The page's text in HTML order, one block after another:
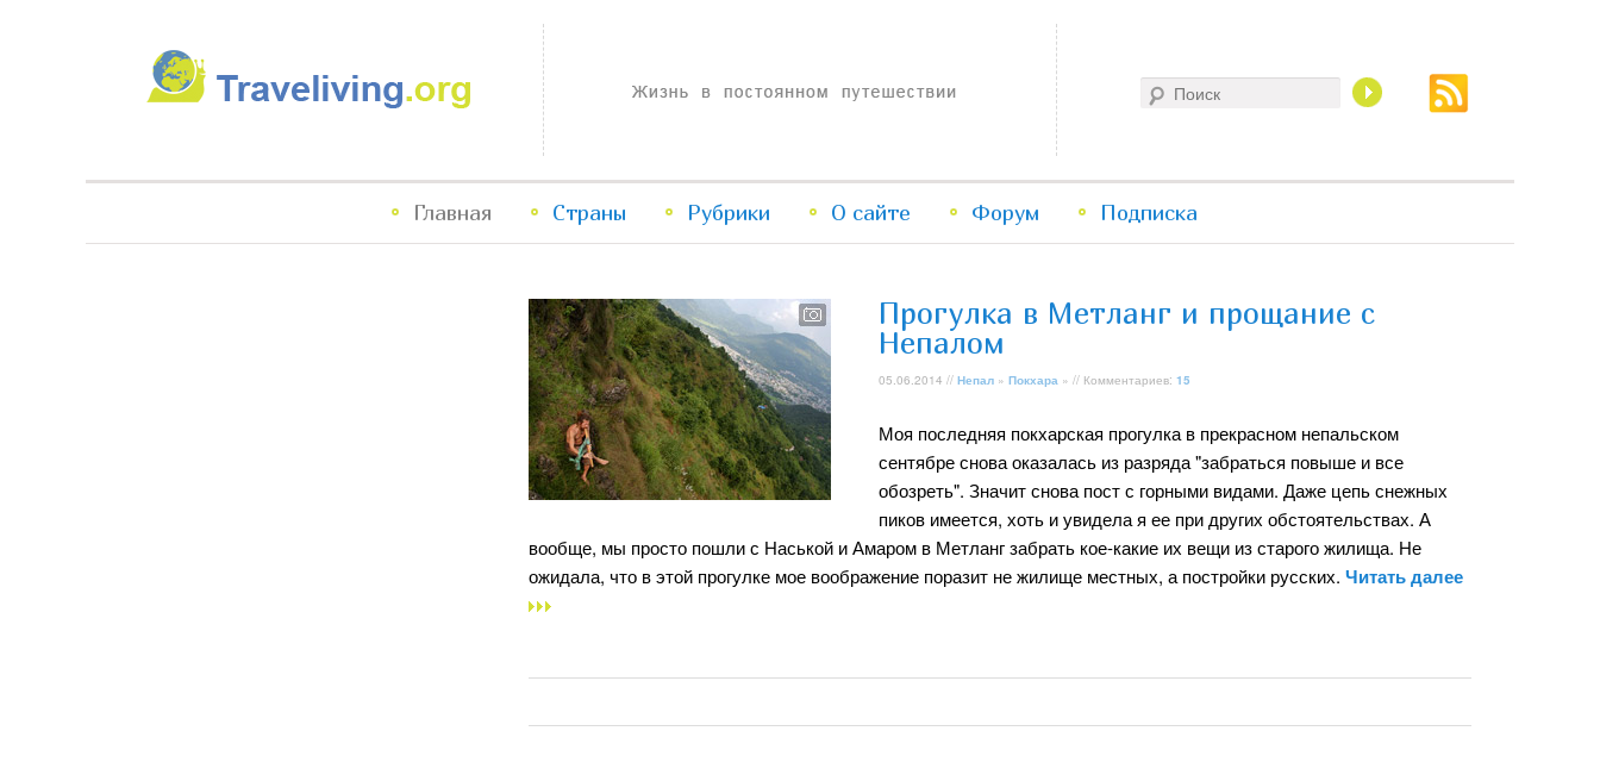
Traveliving
Жизнь в постоянном путешествии
Перейти
основному
содержимому
Перейти
дополнительному
содержимому
Главная Страны Рубрики О сайте Форум Подписка
Прогулка в Метланг и прощание с
Непалом
05.06.2014 // Непал » Покхара » // Комментариев: 15
Моя последняя покхарская прогулка в прекрасном непальском
сентябре снова оказалась из разряда "забраться повыше и все
обозреть". Значит снова пост с горными видами. Даже цепь снежных
пиков имеется, хоть и увидела я ее при других обстоятельствах. А
вообще, мы просто пошли с Наськой и Амаром в Метланг забрать кое-какие их вещи из старого жилища. Не
ожидала, что в этой прогулке мое воображение поразит не жилище местных, а постройки русских. Читать далее